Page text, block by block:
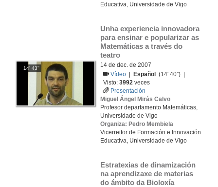
Educativa, Universidade de Vigo
14' 43''
Unha experiencia innovadora
para ensinar e popularizar as
Matemáticas a través do
teatro
14 de dec. de 2007
Vídeo
Español
(14' 40'') |
Visto:3992 veces
Presentación
Miguel Ángel Mirás Calvo
Profesor departamento Matemáticas,
Universidade de Vigo
Organiza: Pedro Membiela
Vicerreitor de Formación e Innovación
Educativa, Universidade de Vigo
Estratexias de dinamización
na aprendizaxe de materias
do ámbito da Bioloxía